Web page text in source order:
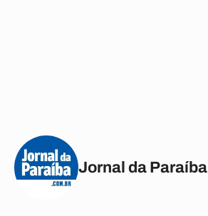
Jornal da Paraíba